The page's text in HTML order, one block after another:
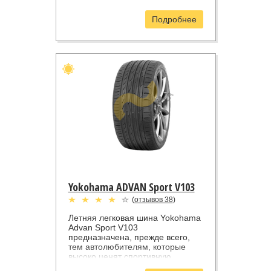
Подробнее
Yokohama ADVAN Sport V103
(отзывов 38)
Летняя легковая шина Yokohama
Advan Sport V103
предназначена, прежде всего,
тем автолюбителям, которые
высоко ценят спортивную